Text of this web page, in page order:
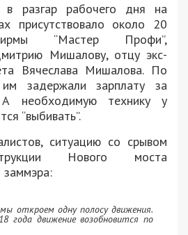
разгар рабочего дня на
присутствовало около 20
“Мастер Профи”,
Мишалову, отцу экс-
Вячеслава Мишалова. По
задержали зарплату за
необходимую технику у
“выбивать”.
ситуацию со срывом
Нового моста
заммэра:
мы откроем одну полосу движения.
года движение возобновится по